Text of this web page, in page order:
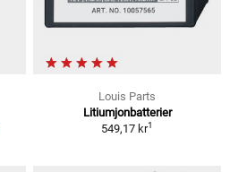
Louis Parts
Litiumjonbatterier
549,17 kr1